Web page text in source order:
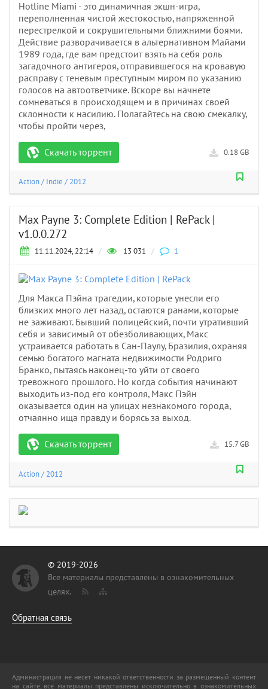
Hotline Miami - это динамичная экшн-игра,
переполненная чистой жестокостью, напряженной
перестрелкой и сокрушительными ближними боями.
Действие разворачивается в альтернативном Майами
1989 года, где вам предстоит взять на себя роль
загадочного антигероя, отправившегося на кровавую
расправу с теневым преступным миром по указанию
голосов на автоответчике. Вскоре вы начнете
сомневаться в происходящем и в причинах своей
склонности к насилию. Полагайтесь на свою смекалку,
чтобы пройти через,
Скачать торрент 0.18 GB
Action/ Indie / 2012
Max Payne 3: Complete Edition | RePack |
v1.0.0.272
11.11.2024, 22:14 / 13 031 / 1
Для Макса Пэйна трагедии, которые унесли его
близких много лет назад, остаются ранами, которые
не заживают. Бывший полицейский, почти утративший
себя и зависимый от обезболивающих, Макс
устраивается работать в Сан-Паулу, Бразилия, охраняя
семью богатого магната недвижимости Родриго
Бранко, пытаясь наконец-то уйти от своего
тревожного прошлого. Но когда события начинают
выходить из-под его контроля, Макс Пэйн
оказывается один на улицах незнакомого города,
отчаянно ища правду и борясь за выход.
Скачать торрент 15.7 GB
Action/ 2012
© 2019-2026
Все материалы представлены в ознакомительных
целях.
Обратная связь
Администрация не несет никакой ответственности за размещенный контент
на сайте, все материалы представлены исключительно в ознакомительных